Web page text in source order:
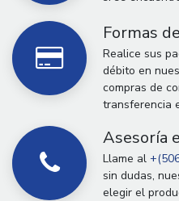
Formas
Realice sus
débito en
compras de
transferencia
Asesoría
Llame al
sin dudas,
elegir el